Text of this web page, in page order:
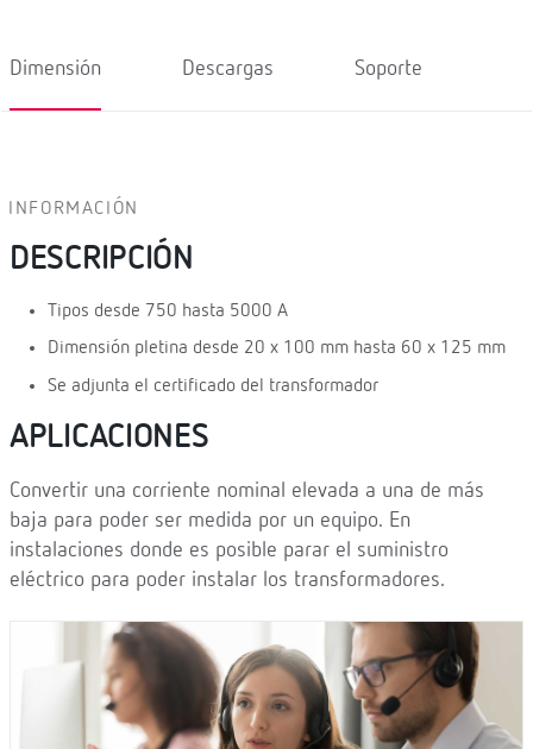
Dimensión Descargas Soporte
INFORMACIÓN
DESCRIPCIÓN
Tipos desde 750 hasta 5000 A
Dimensión pletina desde 20 x 100 mm hasta 60 x 125 mm
Se adjunta el certificado del transformador
APLICACIONES
Convertir una corriente nominal elevada a una de más
baja para poder ser medida por un equipo. En
instalaciones donde es posible parar el suministro
eléctrico para poder instalar los transformadores.